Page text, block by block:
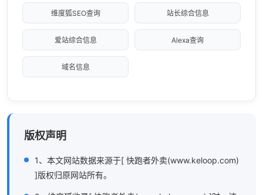
维度狐SEO查询 站长综合信息
爱站综合信息 Alexa查询
域名信息
版权声明
1、本文网站数据来源于[ 快跑者外卖(www.keloop.com)
]版权归原网站所有。